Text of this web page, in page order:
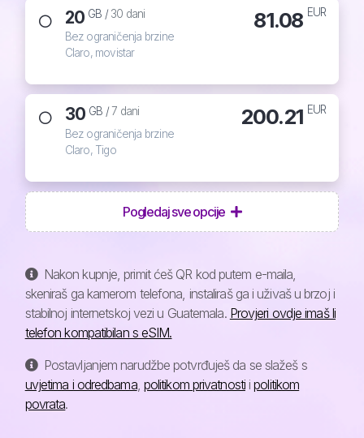
20 GB /30 dani
Bez ograničenja brzine
Claro, movistar
81.08 EUR
30 GB /7 dani
Bez ograničenja brzine
Claro, Tigo
200.21 EUR
Pogledaj sve opcije
Nakon kupnje, primit ćeš QR kod putem e-maila,
skeniraš ga kamerom telefona, instaliraš ga i uživaš u brzoj i
stabilnoj internetskoj vezi u Guatemala. Provjeri ovdje imaš li
telefon kompatibilan s eSIM.
Postavljanjem narudžbe potvrđuješ da se slažeš s
uvjetima i odredbama, politikom privatnostiipolitikom
povrata.